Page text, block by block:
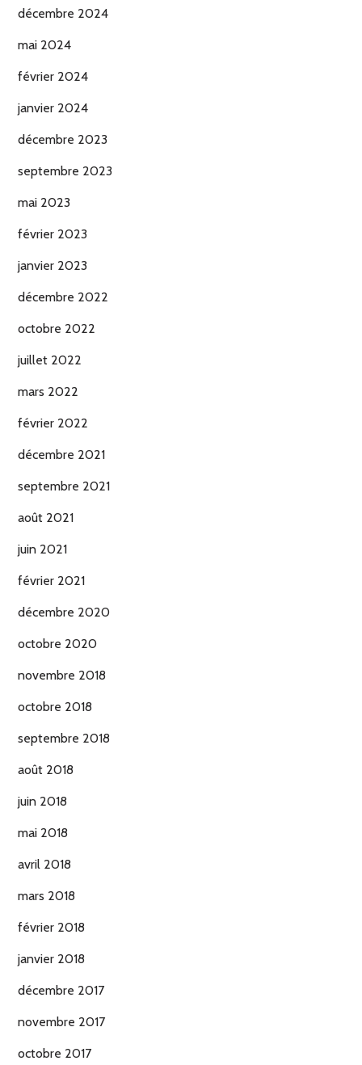
décembre 2024
mai 2024
février 2024
janvier 2024
décembre 2023
septembre 2023
mai 2023
février 2023
janvier 2023
décembre 2022
octobre 2022
juillet 2022
mars 2022
février 2022
décembre 2021
septembre 2021
août 2021
juin 2021
février 2021
décembre 2020
octobre 2020
novembre 2018
octobre 2018
septembre 2018
août 2018
juin 2018
mai 2018
avril 2018
mars 2018
février 2018
janvier 2018
décembre 2017
novembre 2017
octobre 2017